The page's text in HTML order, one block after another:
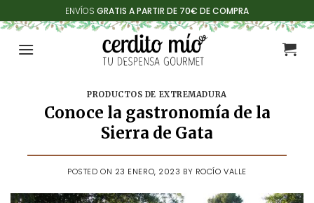
al
contenido
ENVÍOS GRATIS A PARTIR DE 70€ DE COMPRA
PRODUCTOS DE EXTREMADURA
Conoce la gastronomía de la
Sierra de Gata
POSTED ON 23 ENERO, 2023 BY ROCÍO VALLE